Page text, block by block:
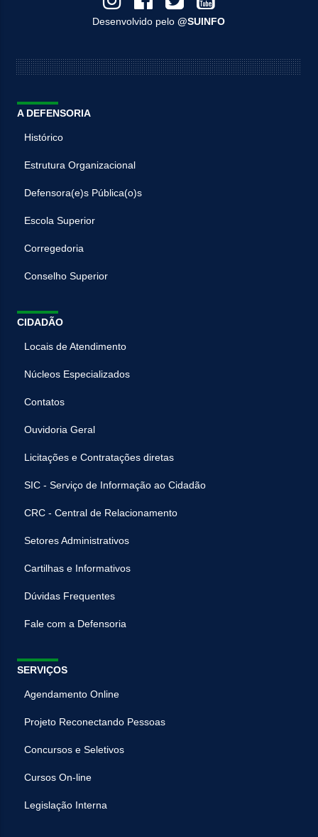
Desenvolvido pelo@SUINFO
A DEFENSORIA
Histórico
Estrutura Organizacional
Defensora(e)s Pública(o)s
Escola Superior
Corregedoria
Conselho Superior
CIDADÃO
Locais de Atendimento
Núcleos Especializados
Contatos
Ouvidoria Geral
Licitações e Contratações diretas
SIC - Serviço de Informação ao Cidadão
CRC - Central de Relacionamento
Setores Administrativos
Cartilhas e Informativos
Dúvidas Frequentes
Fale com a Defensoria
SERVIÇOS
Agendamento Online
Projeto Reconectando Pessoas
Concursos e Seletivos
Cursos On-line
Legislação Interna